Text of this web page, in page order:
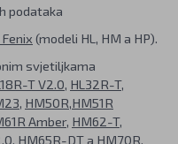
podataka
(modeli HL, HM a HP).
svjetiljkama
T V2.0, HL32R-T,
, HM50R,HM51R
Amber, HM62-T,
, HM65R-DT a HM70R,